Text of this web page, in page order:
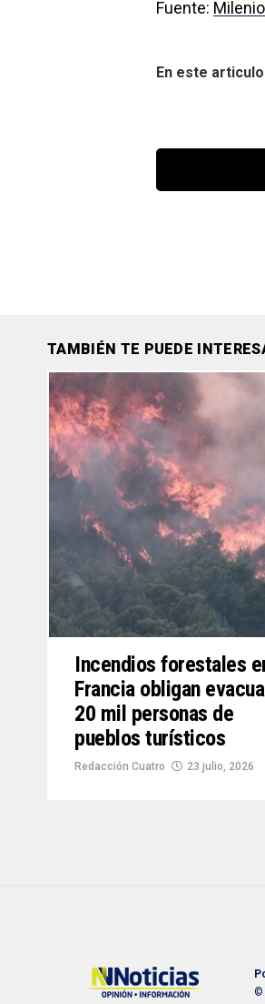
Fuente: Milenio
En este
TAMBIÉN TE PUEDE
Incendios forestales
Francia obligan
20 mil personas de
pueblos turísticos
Redacción Cuatro 23 julio, 2026
©